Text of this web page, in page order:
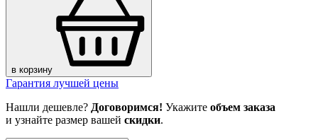
в корзину
Гарантия лучшей цены
Нашли дешевле? Договоримся! Укажите объем заказа
и узнайте размер вашей скидки.